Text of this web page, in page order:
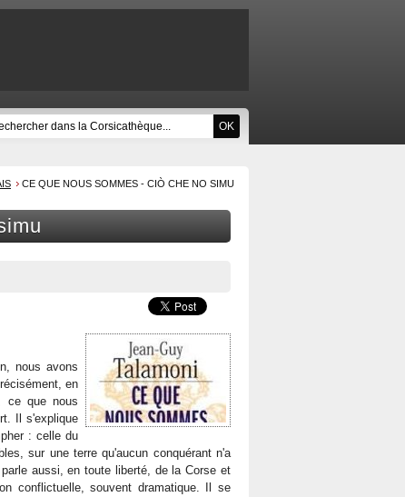
CE QUE NOUS SOMMES - CIÒ CHE NO SIMU
nous avons
en
ce que nous
Il s'explique
: celle du
sur une terre qu'aucun conquérant n'a
parle aussi, en toute liberté, de la Corse et
conflictuelle, souvent dramatique. Il se